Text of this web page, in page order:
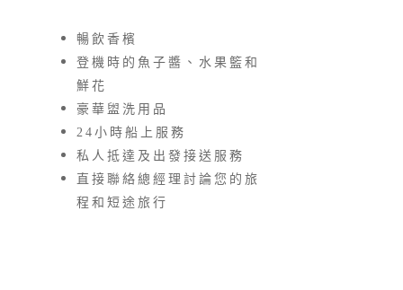
暢飲香檳
登機時的魚子醬、水果籃和
鮮花
豪華盥洗用品
24小時船上服務
私人抵達及出發接送服務
直接聯絡總經理討論您的旅
程和短途旅行